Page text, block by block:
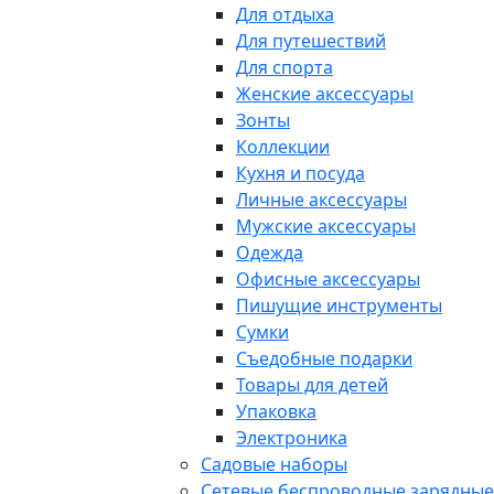
Для отдыха
Для путешествий
Для спорта
Женские аксессуары
Зонты
Коллекции
Кухня и посуда
Личные аксессуары
Мужские аксессуары
Одежда
Офисные аксессуары
Пишущие инструменты
Сумки
Съедобные подарки
Товары для детей
Упаковка
Электроника
Садовые наборы